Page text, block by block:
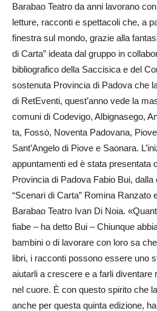
Barabao Teatro da anni lavorano
letture, racconti e spettacoli che, a
finestra sul mondo, grazie alla
di Carta” ideata dal gruppo in
bibliografico della Saccisica e del
sostenuta Provincia di Padova che
di RetEventi, quest’anno vede la
comuni di Codevigo, Albigna­sego,
ta, Fossò, Noventa Pa­do­vana,
Sant’Angelo di Piove e Sa­onara.
appuntamenti ed è stata presentata
Provincia di Padova Fabio Bui,
“Scenari di Carta” Romina Ranzato
Barabao Teatro Ivan Di Noia.
fiabe – ha detto Bui – Chiunque
bambini o di lavorare con loro sa
libri, i racconti possono essere uno
aiutarli a crescere e a farli diventare
nel cuore. È con questo spirito che
anche per questa quinta edizione,